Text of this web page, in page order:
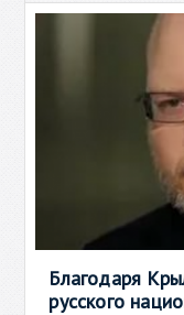
Благодаря
русского